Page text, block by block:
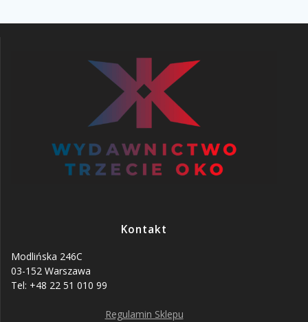
Kontakt
Modlińska 246C
03-152 Warszawa
Tel: +48 22 51 010 99
Regulamin Sklepu